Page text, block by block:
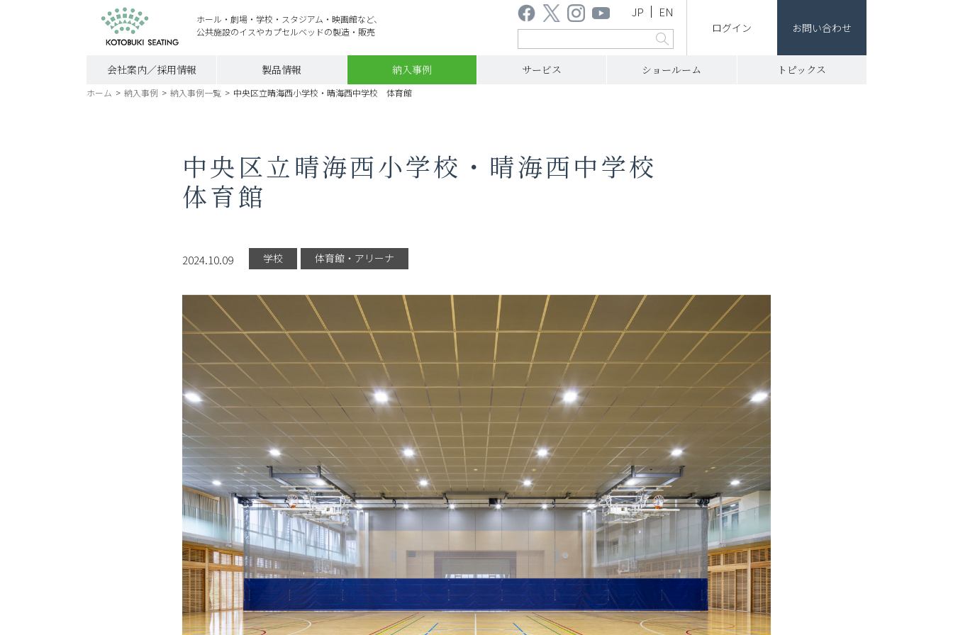
ホール・劇場・学校・スタジアム・映画館など、
公共施設のイスやカプセルベッドの製造・販売
ログイン お問い合わせ
JP EN
会社案内／採用情報 製品情報 納入事例 サービス ショールーム トピックス
ホーム > 納入事例 > 納入事例一覧 > 中央区立晴海西小学校・晴海西中学校 体育館
中央区立晴海西小学校・晴海西中学校
体育館
2024.10.09 学校 体育館・アリーナ